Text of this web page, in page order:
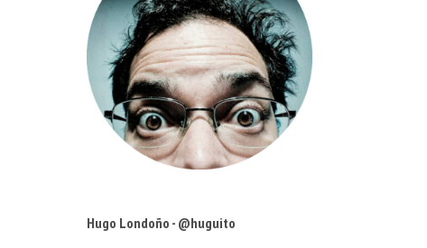
Hugo Londoño - @huguito